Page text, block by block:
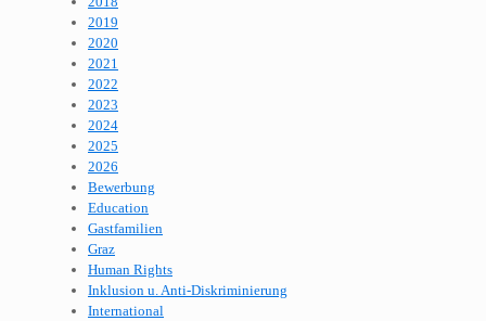
2019
2020
2021
2022
2023
2024
2025
2026
Bewerbung
Education
Gastfamilien
Graz
Human Rights
Inklusion u. Anti-Diskriminierung
International